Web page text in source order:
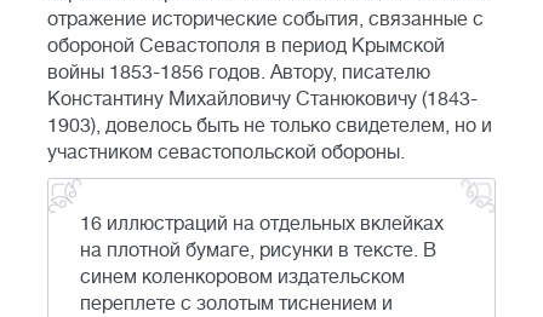
отражение исторические события, связанные с
обороной Севастополя в период Крымской
войны 1853-1856 годов. Автору, писателю
Константину Михайловичу Станюковичу (1843-
1903), довелось быть не только свидетелем, но и
участником севастопольской обороны.
16 иллюстраций на отдельных вклейках
на плотной бумаге, рисунки в тексте. В
синем коленкоровом издательском
переплете с золотым тиснением и